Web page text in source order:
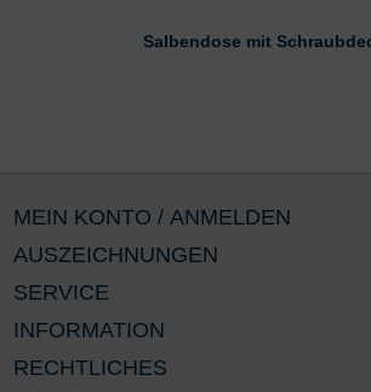
Salbendose mit
AUSZEICHNUNGEN
SERVICE
INFORMATION
RECHTLICHES
MEIN KONTO / ANMELDEN